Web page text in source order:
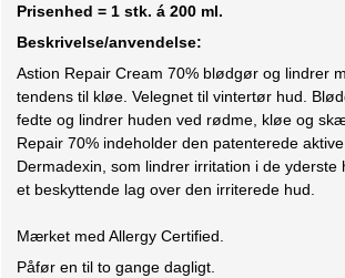
Prisenhed = 1 stk. á 200 ml.
Beskrivelse/anvendelse:
Astion Repair Cream 70% blødgør og lindrer
tendens til kløe. Velegnet til vintertør hud.
fedte og lindrer huden ved rødme, kløe og
Repair 70% indeholder den patenterede
Dermadexin, som lindrer irritation i de yderste
et beskyttende lag over den irriterede hud.
Mærket med Allergy Certified.
Påfør en til to gange dagligt.